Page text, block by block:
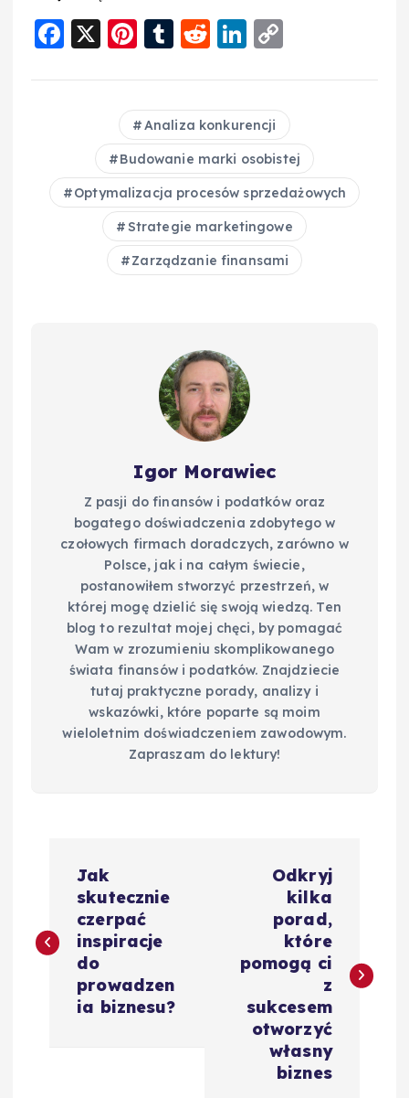
F
c
o
o
X
Pi
er
e
st
T
m
bl
r
R
d
di
t
Li
k
e
d
I
n
p
y
Li
n
k
Analiza konkurencji
Budowanie marki osobistej
Optymalizacja procesów sprzedażowych
Strategie marketingowe
Zarządzanie finansami
Igor Morawiec
Z pasji do finansów i podatków oraz
bogatego doświadczenia zdobytego w
czołowych firmach doradczych, zarówno w
Polsce, jak i na całym świecie,
postanowiłem stworzyć przestrzeń, w
której mogę dzielić się swoją wiedzą. Ten
blog to rezultat mojej chęci, by pomagać
Wam w zrozumieniu skomplikowanego
świata finansów i podatków. Znajdziecie
tutaj praktyczne porady, analizy i
wskazówki, które poparte są moim
wieloletnim doświadczeniem zawodowym.
Zapraszam do lektury!
w
Jak
skutecznie
czerpać
inspiracje
do
prowadzen
ia biznesu?
Odkryj
kilka
porad,
które
pomogą ci
z
sukcesem
otworzyć
własny
biznes